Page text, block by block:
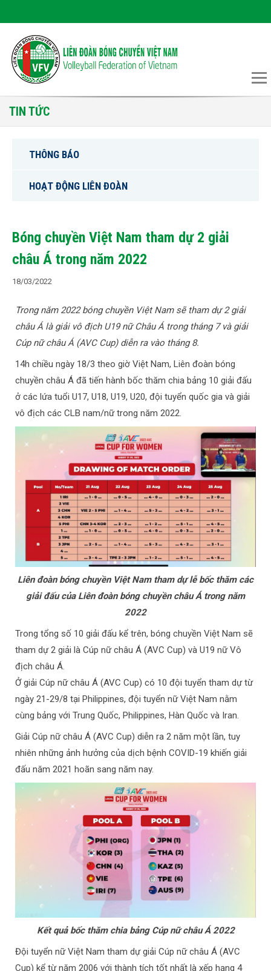
TIN TỨC
THÔNG BÁO
HOẠT ĐỘNG LIÊN ĐOÀN
Bóng chuyền Việt Nam tham dự 2 giải
châu Á trong năm 2022
18/03/2022
Trong năm 2022 bóng chuyền Việt Nam sẽ tham dự 2 giải
châu Á là giải vô địch U19 nữ Châu Á trong tháng 7 và giải
Cúp nữ châu Á (AVC Cup) diễn ra vào tháng 8.
14h chiều ngày 18/3 theo giờ Việt Nam, Liên đoàn bóng
chuyền châu Á đã tiến hành bốc thăm chia bảng 10 giải đấu
ở các lứa tuổi U17, U18, U19, U20, đội tuyển quốc gia và giải
vô địch các CLB nam/nữ trong năm 2022.
Liên đoàn bóng chuyền Việt Nam tham dự lễ bốc thăm các
giải đấu của Liên đoàn bóng chuyền châu Á trong năm
2022
Trong tổng số 10 giải đấu kể trên, bóng chuyền Việt Nam sẽ
tham dự 2 giải là Cúp nữ châu Á (AVC Cup) và U19 nữ Vô
địch châu Á.
Ở giải Cúp nữ châu Á (AVC Cup) có 10 đội tuyển tham dự từ
ngày 21-29/8 tại Philippines, đội tuyển nữ Việt Nam nằm
cùng bảng với Trung Quốc, Philippines, Hàn Quốc và Iran.
Giải Cúp nữ châu Á (AVC Cup) diễn ra 2 năm một lần, tuy
nhiên những ảnh hưởng của dịch bệnh COVID-19 khiến giải
đấu năm 2021 hoãn sang năm nay.
Kết quả bốc thăm chia bảng Cúp nữ châu Á 2022
Đội tuyển nữ Việt Nam tham dự giải Cúp nữ châu Á (AVC
Cup) kể từ năm 2006 với thành tích tốt nhất là xếp hạng 4